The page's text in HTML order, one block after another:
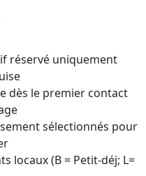
réservé uniquement
dès le premier contact
sélectionnés pour
locaux (B = Petit-déj; L=